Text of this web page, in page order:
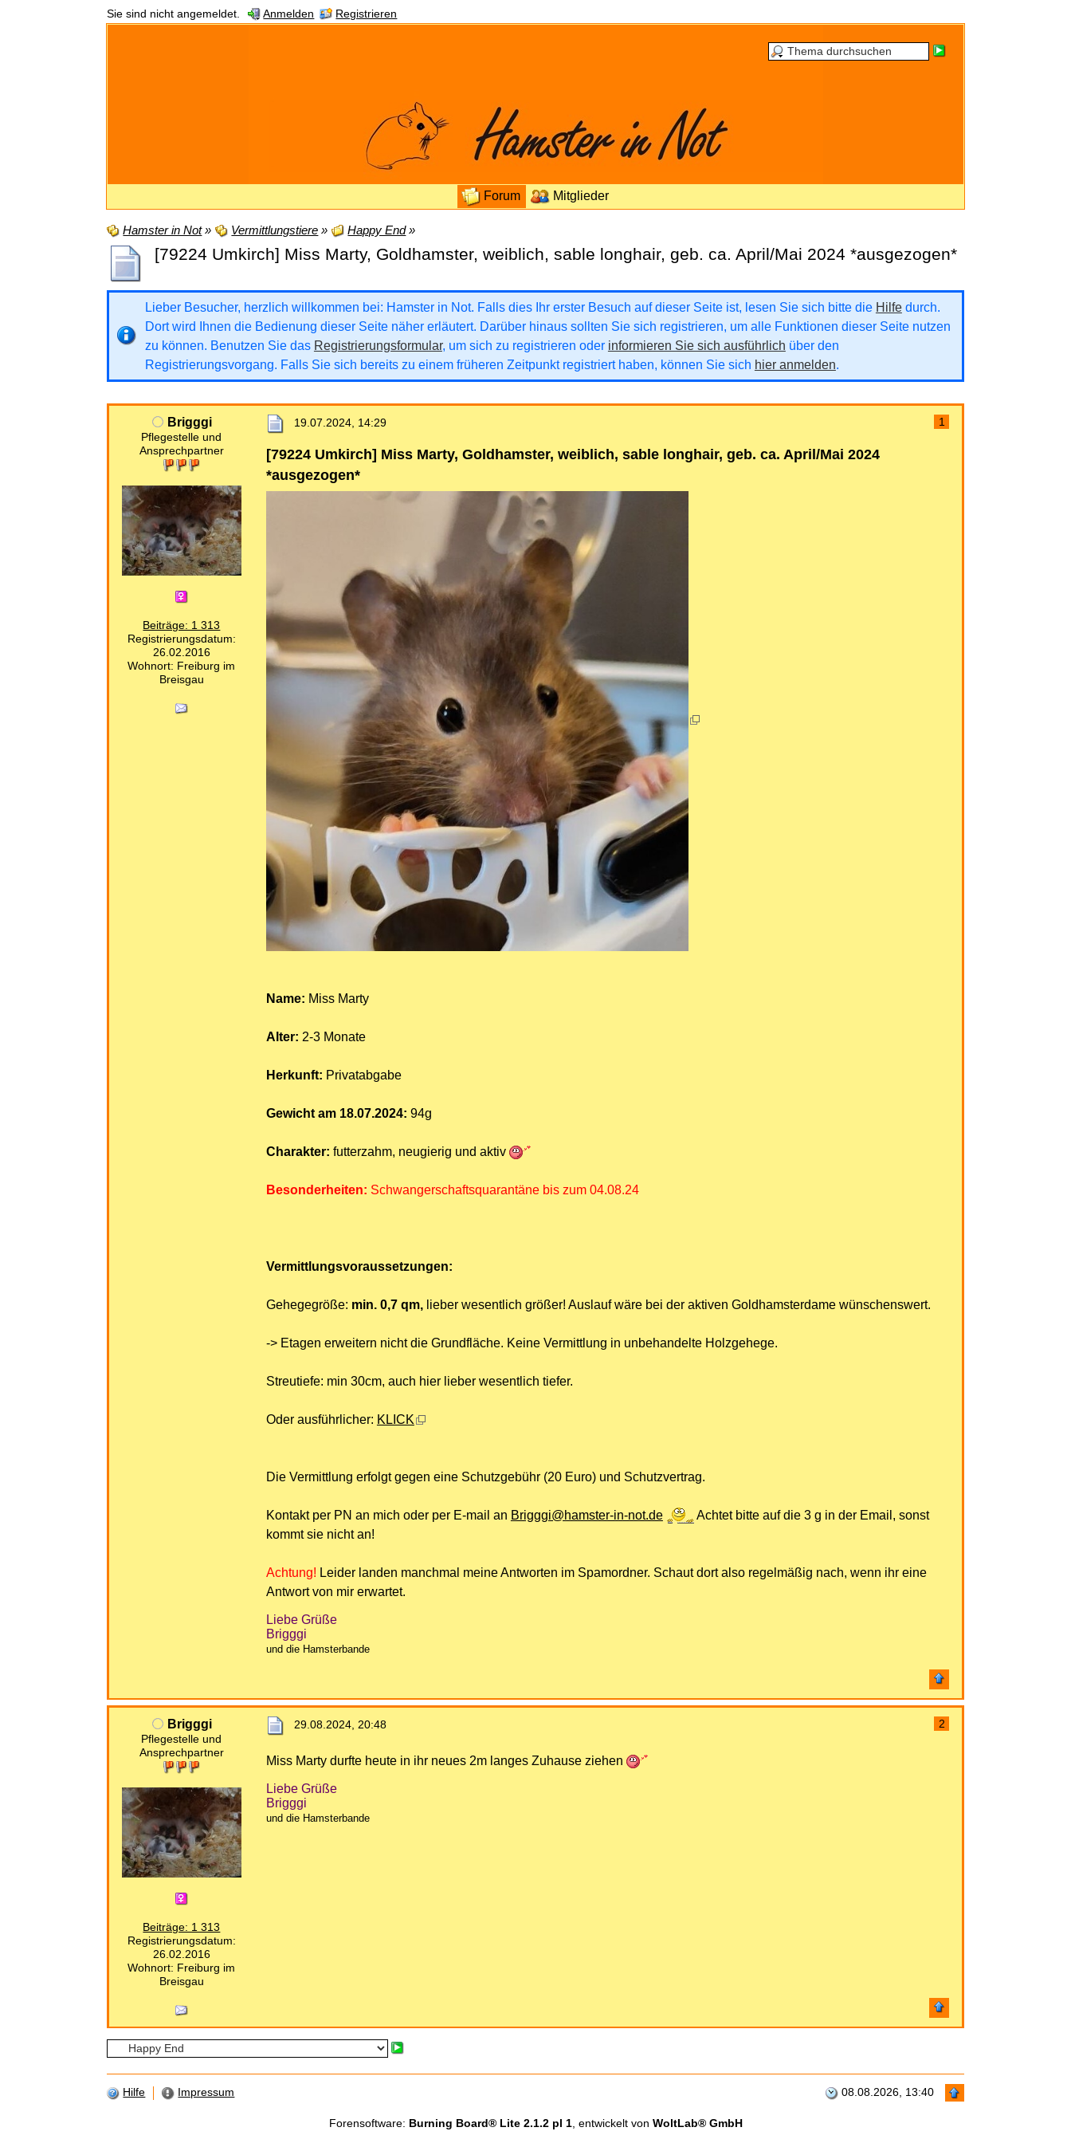
Sie sind nicht angemeldet. Anmelden Registrieren
Forum Mitglieder
Hamster in Not» Vermittlungstiere » Happy End»
[79224 Umkirch] Miss Marty, Goldhamster, weiblich, sable longhair, geb. ca. April/Mai 2024 *ausgezogen*
Lieber Besucher, herzlich willkommen bei: Hamster in Not. Falls dies Ihr erster Besuch auf dieser Seite ist, lesen Sie sich bitte die Hilfedurch.
Dort wird Ihnen die Bedienung dieser Seite näher erläutert. Darüber hinaus sollten Sie sich registrieren, um alle Funktionen dieser Seite nutzen
zu können. Benutzen Sie das Registrierungsformular, um sich zu registrieren oder informieren Sie sich ausführlich über den
Registrierungsvorgang. Falls Sie sich bereits zu einem früheren Zeitpunkt registriert haben, können Sie sich hier anmelden.
Brigggi
Pflegestelle und
Ansprechpartner
Beiträge: 1 313
Registrierungsdatum:
26.02.2016
Wohnort: Freiburg im
Breisgau
1
19.07.2024, 14:29
[79224 Umkirch] Miss Marty, Goldhamster, weiblich, sable longhair, geb. ca. April/Mai 2024
*ausgezogen*
Name: Miss Marty
Alter: 2-3 Monate
Herkunft: Privatabgabe
Gewicht am 18.07.2024: 94g
Charakter: futterzahm, neugierig und aktiv
Besonderheiten: Schwangerschaftsquarantäne bis zum 04.08.24
Vermittlungsvoraussetzungen:
Gehegegröße: min. 0,7 qm, lieber wesentlich größer! Auslauf wäre bei der aktiven Goldhamsterdame wünschenswert.
-> Etagen erweitern nicht die Grundfläche. Keine Vermittlung in unbehandelte Holzgehege.
Streutiefe: min 30cm, auch hier lieber wesentlich tiefer.
Oder ausführlicher: KLICK
Die Vermittlung erfolgt gegen eine Schutzgebühr (20 Euro) und Schutzvertrag.
Kontakt per PN an mich oder per E-mail an Brigggi@hamster-in-not.de
Achtet bitte auf die 3 g in der Email, sonst
kommt sie nicht an!
Achtung! Leider landen manchmal meine Antworten im Spamordner. Schaut dort also regelmäßig nach, wenn ihr eine
Antwort von mir erwartet.
Liebe Grüße
Brigggi
und die Hamsterbande
Brigggi
Pflegestelle und
Ansprechpartner
Beiträge: 1 313
Registrierungsdatum:
26.02.2016
Wohnort: Freiburg im
Breisgau
2
29.08.2024, 20:48
Miss Marty durfte heute in ihr neues 2m langes Zuhause ziehen
Liebe Grüße
Brigggi
und die Hamsterbande
Hilfe Impressum 08.08.2026, 13:40
Forensoftware: Burning Board® Lite 2.1.2 pl 1, entwickelt von WoltLab® GmbH